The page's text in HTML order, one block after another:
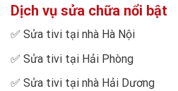
Dịch vụ sửa chữa nổi bật
✅ Sửa tivi tại nhà Hà Nội
✅ Sửa tivi tại Hải Phòng
✅ Sửa tivi tại nhà Hải Dương